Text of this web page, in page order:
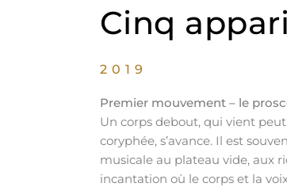
Cinq
2019
Premier mouvement – le
Un corps debout, qui vient
coryphée, s’avance. Il est
musicale au plateau vide, aux
incantation où le corps et la